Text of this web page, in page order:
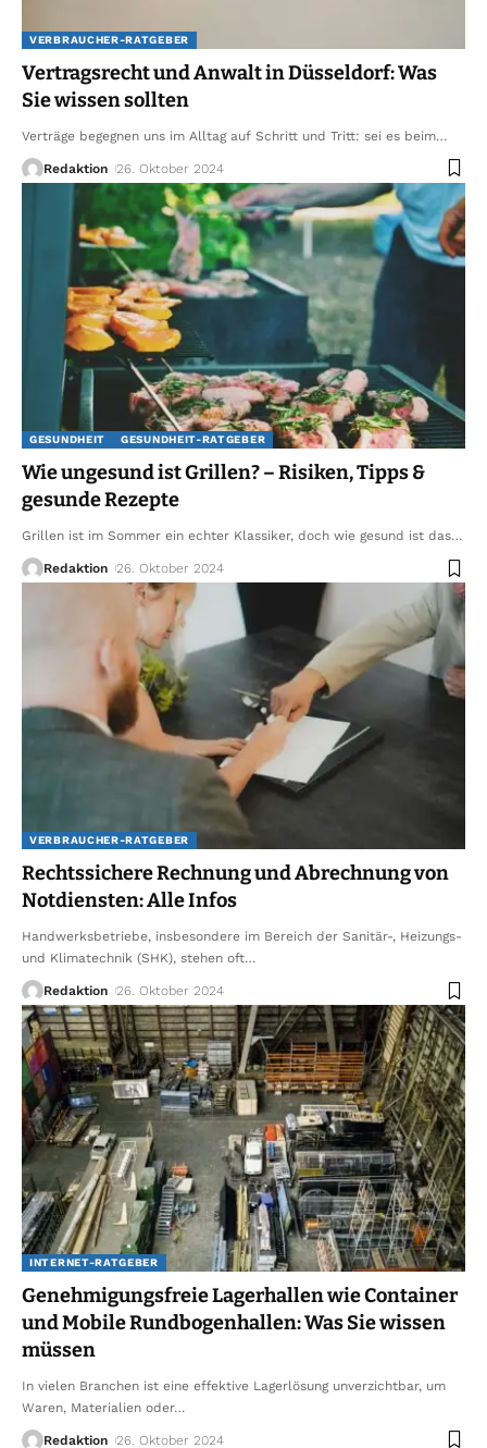
VERBRAUCHER-RATGEBER
Vertragsrecht und Anwalt in Düsseldorf: Was
Sie wissen sollten
Verträge begegnen uns im Alltag auf Schritt und Tritt: sei es beim…
Redaktion 26. Oktober 2024
GESUNDHEIT GESUNDHEIT-RATGEBER
Wie ungesund ist Grillen? – Risiken, Tipps &
gesunde Rezepte
Grillen ist im Sommer ein echter Klassiker, doch wie gesund ist das…
Redaktion 26. Oktober 2024
VERBRAUCHER-RATGEBER
Rechtssichere Rechnung und Abrechnung von
Notdiensten: Alle Infos
Handwerksbetriebe, insbesondere im Bereich der Sanitär-, Heizungs-
und Klimatechnik (SHK), stehen oft…
Redaktion 26. Oktober 2024
INTERNET-RATGEBER
Genehmigungsfreie Lagerhallen wie Container
und Mobile Rundbogenhallen: Was Sie wissen
müssen
In vielen Branchen ist eine effektive Lagerlösung unverzichtbar, um
Waren, Materialien oder…
Redaktion 26. Oktober 2024